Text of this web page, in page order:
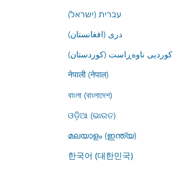
עברית (ישראל)
درى (افغانستان)
کوردیی ناوەڕاست (کوردستان)
नेपाली (नेपाल)
বাংলা (বাংলাদেশ)
ଓଡ଼ିଆ (ଭାରତ)
മലയാളം (ഇന്ത്യ)
한국어 (대한민국)